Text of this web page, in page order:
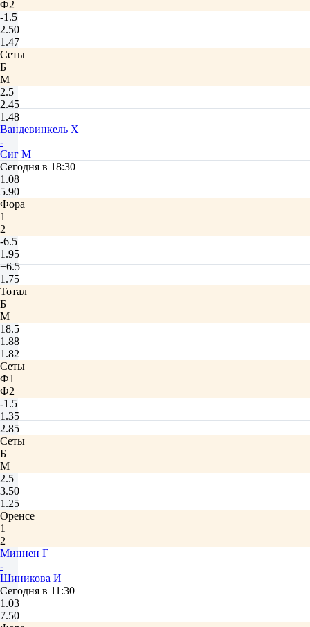
Ф2
-1.5
2.50
1.47
Сеты
Б
М
2.5
2.45
1.48
Вандевинкель Х
-
Сиг М
Сегодня в 18:30
1.08
5.90
Фора
1
2
-6.5
1.95
+6.5
1.75
Тотал
Б
М
18.5
1.88
1.82
Сеты
Ф1
Ф2
-1.5
1.35
2.85
Сеты
Б
М
2.5
3.50
1.25
Оренсе
1
2
Миннен Г
-
Шиникова И
Сегодня в 11:30
1.03
7.50